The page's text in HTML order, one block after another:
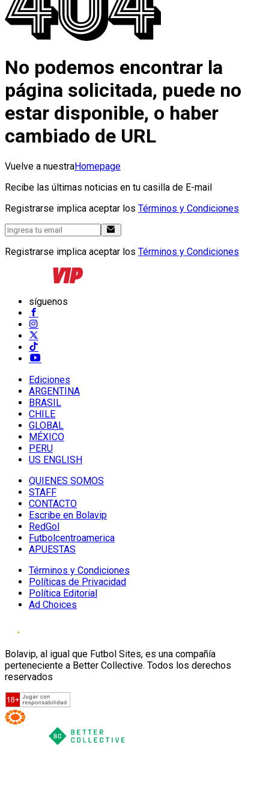
No podemos encontrar la
página solicitada, puede no
estar disponible, o haber
cambiado de URL
Vuelve a nuestraHomepage
Recibe las últimas noticias en tu casilla de E-mail
Registrarse implica aceptar los Términos y Condiciones
Registrarse implica aceptar los Términos y Condiciones
síguenos
Ediciones
ARGENTINA
BRASIL
CHILE
GLOBAL
MÉXICO
PERU
US ENGLISH
QUIENES SOMOS
STAFF
CONTACTO
Escribe en Bolavip
RedGol
Futbolcentroamerica
APUESTAS
Términos y Condiciones
Políticas de Privacidad
Política Editorial
Ad Choices
Bolavip, al igual que Futbol Sites, es una compañía
perteneciente a Better Collective. Todos los derechos
reservados